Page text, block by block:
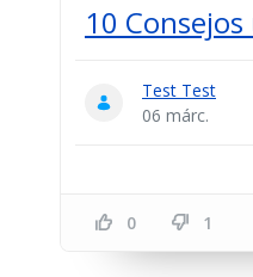
10
Test Test
06 márc.
0 1